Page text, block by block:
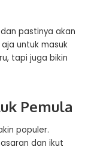
pastinya akan
untuk masuk
tapi juga bikin
Pemula
populer.
dan ikut